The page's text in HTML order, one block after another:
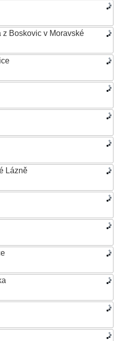
Boskovic v Moravské
Lázně